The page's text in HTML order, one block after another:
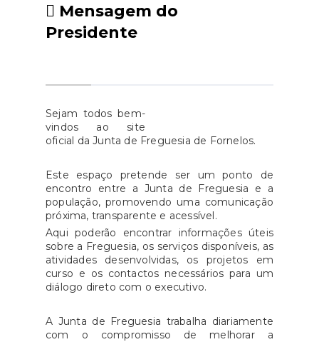
Mensagem do
Presidente
Sejam todos bem-
vindos ao site
oficial da Junta de Freguesia de Fornelos.
Este espaço pretende ser um ponto de
encontro entre a Junta de Freguesia e a
população, promovendo uma comunicação
próxima, transparente e acessível.
Aqui poderão encontrar informações úteis
sobre a Freguesia, os serviços disponíveis, as
atividades desenvolvidas, os projetos em
curso e os contactos necessários para um
diálogo direto com o executivo.
A Junta de Freguesia trabalha diariamente
com o compromisso de melhorar a